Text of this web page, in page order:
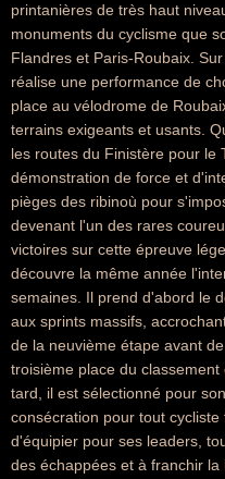
printanières de très haut
monuments du cyclisme que
Flandres et Paris-Roubaix.
réalise une performance de
place au vélodrome de
terrains exigeants et usants.
les routes du Finistère pour le
démonstration de force et
pièges des ribinoù pour
devenant l'un des rares
victoires sur cette épreuve
découvre la même année
semaines. Il prend d'abord le
aux sprints massifs,
de la neuvième étape avant
troisième place du
tard, il est sélectionné pour
consécration pour tout
d'équipier pour ses leaders,
des échappées et à franchir